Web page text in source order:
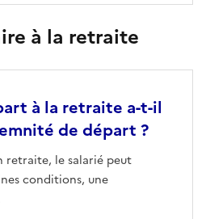
à la retraite
à la retraite a-t-il
de départ ?
retraite, le salarié peut
conditions, une